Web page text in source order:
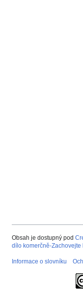
Obsah je dostupný pod
dílo komerčně-Zachovejte
Informace o slovníku